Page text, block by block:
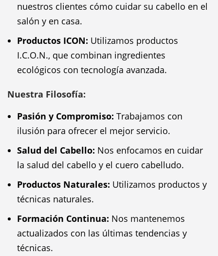
nuestros clientes cómo cuidar su cabello en el
salón y en casa.
Productos ICON: Utilizamos productos
I.C.O.N., que combinan ingredientes
ecológicos con tecnología avanzada.
Nuestra Filosofía:
Pasión y Compromiso: Trabajamos con
ilusión para ofrecer el mejor servicio.
Salud del Cabello: Nos enfocamos en cuidar
la salud del cabello y el cuero cabelludo.
Productos Naturales: Utilizamos productos y
técnicas naturales.
Formación Continua: Nos mantenemos
actualizados con las últimas tendencias y
técnicas.